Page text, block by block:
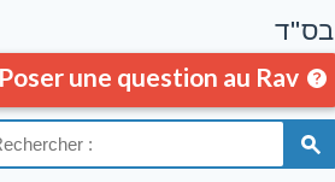
בס"ד
Poser une question au Rav